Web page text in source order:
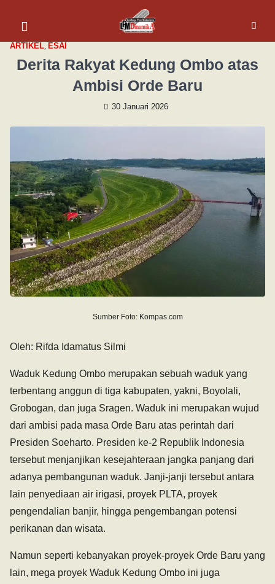
ARTIKEL, ESAI
Derita Rakyat Kedung Ombo atas
Ambisi Orde Baru
30 Januari 2026
Sumber Foto: Kompas.com
Oleh: Rifda Idamatus Silmi
Waduk Kedung Ombo merupakan sebuah waduk yang
terbentang anggun di tiga kabupaten, yakni, Boyolali,
Grobogan, dan juga Sragen. Waduk ini merupakan wujud
dari ambisi pada masa Orde Baru atas perintah dari
Presiden Soeharto. Presiden ke-2 Republik Indonesia
tersebut menjanjikan kesejahteraan jangka panjang dari
adanya pembangunan waduk. Janji-janji tersebut antara
lain penyediaan air irigasi, proyek PLTA, proyek
pengendalian banjir, hingga pengembangan potensi
perikanan dan wisata.
Namun seperti kebanyakan proyek-proyek Orde Baru yang
lain, mega proyek Waduk Kedung Ombo ini juga